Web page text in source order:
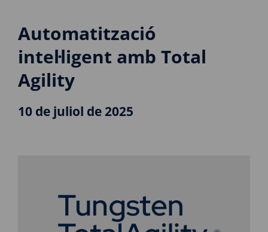
Automatització
intel·ligent amb Total
Agility
10 de juliol de 2025